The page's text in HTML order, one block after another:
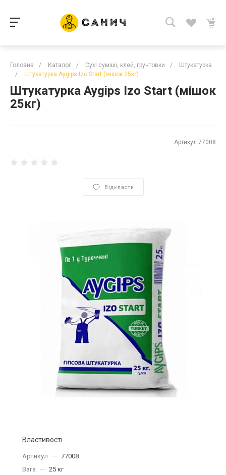
Головна / Каталог / Сухі суміші, клей, ґрунтовки /
Штукатурка
/
Штукатурка Aygips Izo Start (мішок 25кг)
Штукатурка Aygips Izo Start (мішок
25кг)
Артикул 77008
Відкласти
Властивості
Артикул — 77008
Вага
— 25 кг